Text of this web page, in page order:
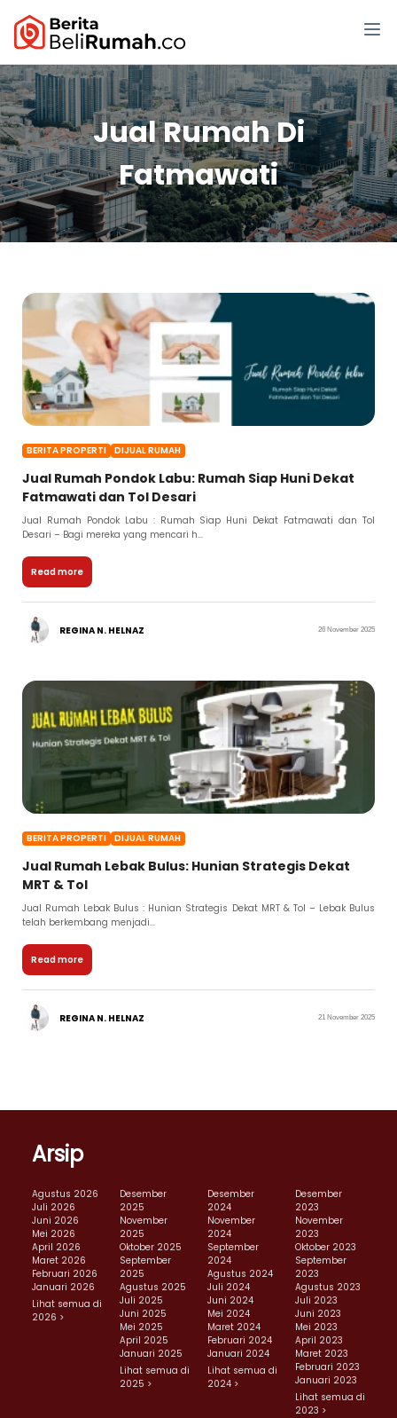
Jual Rumah Di
Fatmawati
BERITA PROPERTI DIJUAL RUMAH
Jual Rumah Pondok Labu: Rumah Siap Huni Dekat
Fatmawati dan Tol Desari
Jual Rumah Pondok Labu : Rumah Siap Huni Dekat Fatmawati dan Tol
Desari – Bagi mereka yang mencari h...
Read more
REGINA N. HELNAZ 26 November 2025
BERITA PROPERTI DIJUAL RUMAH
Jual Rumah Lebak Bulus: Hunian Strategis Dekat
MRT & Tol
Jual Rumah Lebak Bulus : Hunian Strategis Dekat MRT & Tol – Lebak Bulus
telah berkembang menjadi...
Read more
REGINA N. HELNAZ 21 November 2025
Arsip
Agustus 2026
Juli 2026
Juni 2026
Mei 2026
April 2026
Maret 2026
Februari 2026
Januari 2026
Lihat semua di
2026 >
Desember
2025
November
2025
Oktober 2025
September
2025
Agustus 2025
Juli 2025
Juni 2025
Mei 2025
April 2025
Januari 2025
Lihat semua di
2025 >
Desember
2024
November
2024
September
2024
Agustus 2024
Juli 2024
Juni 2024
Mei 2024
Maret 2024
Februari 2024
Januari 2024
Lihat semua di
2024 >
Desember
2023
November
2023
Oktober 2023
September
2023
Agustus 2023
Juli 2023
Juni 2023
Mei 2023
April 2023
Maret 2023
Februari 2023
Januari 2023
Lihat semua di
2023 >